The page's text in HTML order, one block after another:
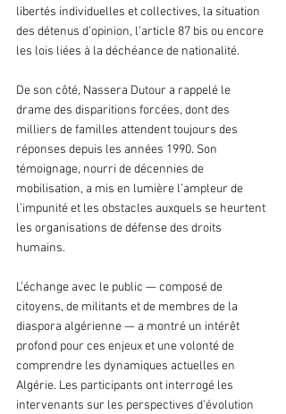
libertés individuelles et collectives, la situation
des détenus d’opinion, l’article 87 bis ou encore
les lois liées à la déchéance de nationalité.
De son côté, Nassera Dutour a rappelé le
drame des disparitions forcées, dont des
milliers de familles attendent toujours des
réponses depuis les années 1990. Son
témoignage, nourri de décennies de
mobilisation, a mis en lumière l’ampleur de
l’impunité et les obstacles auxquels se heurtent
les organisations de défense des droits
humains.
L’échange avec le public — composé de
citoyens, de militants et de membres de la
diaspora algérienne — a montré un intérêt
profond pour ces enjeux et une volonté de
comprendre les dynamiques actuelles en
Algérie. Les participants ont interrogé les
intervenants sur les perspectives d’évolution